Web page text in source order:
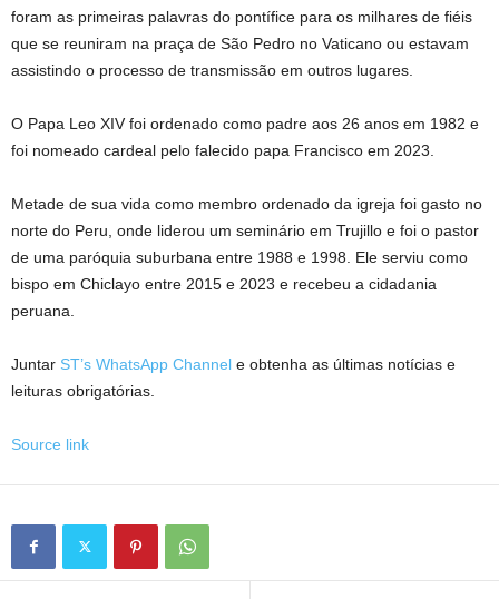
foram as primeiras palavras do pontífice para os milhares de fiéis
que se reuniram na praça de São Pedro no Vaticano ou estavam
assistindo o processo de transmissão em outros lugares.
O Papa Leo XIV foi ordenado como padre aos 26 anos em 1982 e
foi nomeado cardeal pelo falecido papa Francisco em 2023.
Metade de sua vida como membro ordenado da igreja foi gasto no
norte do Peru, onde liderou um seminário em Trujillo e foi o pastor
de uma paróquia suburbana entre 1988 e 1998. Ele serviu como
bispo em Chiclayo entre 2015 e 2023 e recebeu a cidadania
peruana.
Juntar ST’s WhatsApp Channel e obtenha as últimas notícias e
leituras obrigatórias.
Source link